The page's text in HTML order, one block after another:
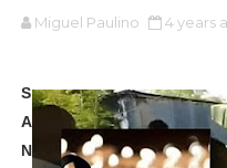
Miguel Paulino 4 years
S
A
N